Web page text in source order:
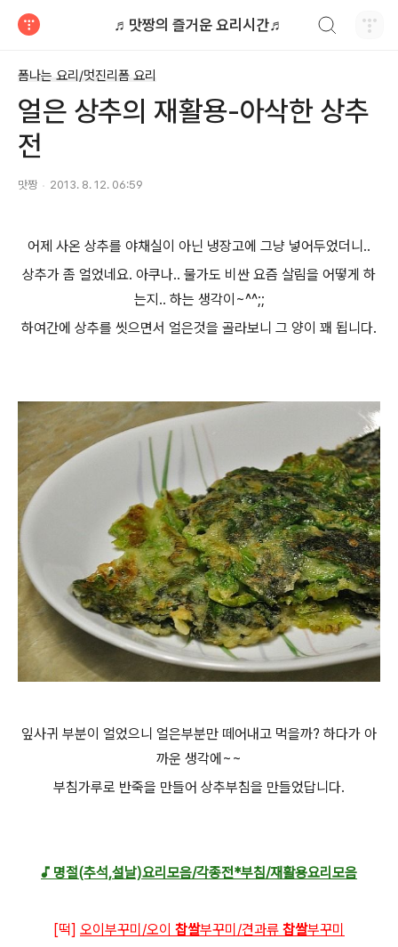
♬맛짱의 즐거운 요리시간♬
폼나는 요리/멋진리폼 요리
얼은 상추의 재활용-아삭한 상추
전
맛짱 2013. 8. 12. 06:59
어제 사온 상추를 야채실이 아닌 냉장고에 그냥 넣어두었더니..
상추가 좀 얼었네요. 아쿠나.. 물가도 비싼 요즘 살림을 어떻게 하
는지.. 하는 생각이~^^;;
하여간에 상추를 씻으면서 얼은것을 골라보니 그 양이 꽤 됩니다.
잎사귀 부분이 얼었으니 얼은부분만 떼어내고 먹을까? 하다가 아
까운 생각에~~
부침가루로 반죽을 만들어 상추부침을 만들었답니다.
♪ 명절(추석,설날)요리모음/각종전*부침/재활용요리모음
[떡] 오이부꾸미/오이 찹쌀부꾸미/견과류 찹쌀부꾸미